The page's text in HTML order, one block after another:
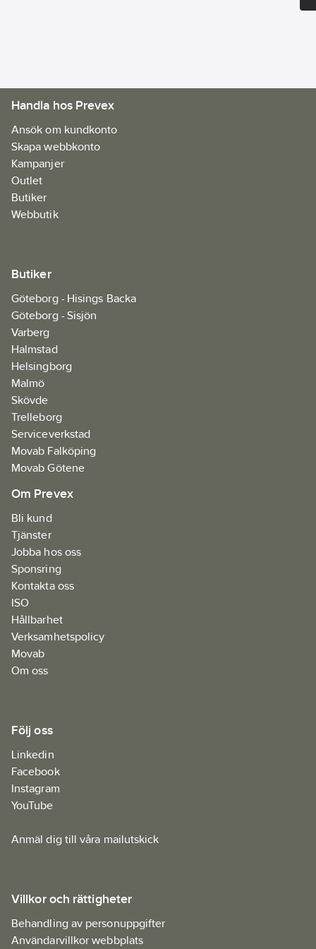
Handla hos Prevex
Ansök om kundkonto
Skapa webbkonto
Kampanjer
Outlet
Butiker
Webbutik
Butiker
Göteborg - Hisings Backa
Göteborg - Sisjön
Varberg
Halmstad
Helsingborg
Malmö
Skövde
Trelleborg
Serviceverkstad
Movab Falköping
Movab Götene
Om Prevex
Bli kund
Tjänster
Jobba hos oss
Sponsring
Kontakta oss
ISO
Hållbarhet
Verksamhetspolicy
Movab
Om oss
Följ oss
Linkedin
Facebook
Instagram
YouTube
Anmäl dig till våra mailutskick
Villkor och rättigheter
Behandling av personuppgifter
Användarvillkor webbplats